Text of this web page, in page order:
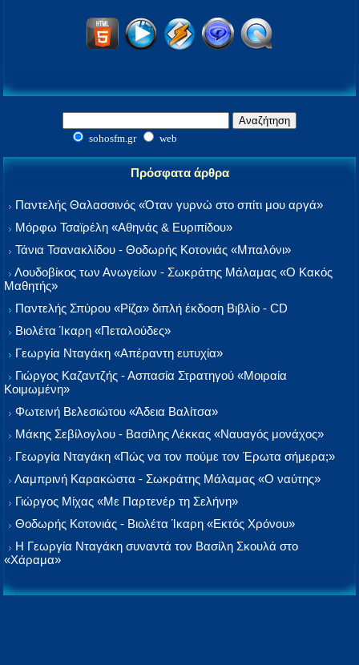
sohosfm.gr web
Πρόσφατα άρθρα
Παντελής Θαλασσινός «Όταν γυρνώ στο σπίτι μου αργά»
Μόρφω Τσαϊρέλη «Αθηνάς & Ευριπίδου»
Τάνια Τσανακλίδου - Θοδωρής Κοτονιάς «Μπαλόνι»
Λουδοβίκος των Ανωγείων - Σωκράτης Μάλαμας «Ο Κακός
Μαθητής»
Παντελής Σπύρου «Ρίζα» διπλή έκδοση Βιβλίο - CD
Βιολέτα Ίκαρη «Πεταλούδες»
Γεωργία Νταγάκη «Aπέραντη ευτυχία»
Γιώργος Καζαντζής - Ασπασία Στρατηγού «Μοιραία
Κοιμωμένη»
Φωτεινή Βελεσιώτου «Άδεια Βαλίτσα»
Μάκης Σεβίλογλου - Βασίλης Λέκκας «Ναυαγός μονάχος»
Γεωργία Νταγάκη «Πώς να τον πούμε τον Έρωτα σήμερα;»
Λαμπρινή Καρακώστα - Σωκράτης Μάλαμας «Ο ναύτης»
Γιώργος Μίχας «Με Παρτενέρ τη Σελήνη»
Θοδωρής Κοτονιάς - Βιολέτα Ίκαρη «Εκτός Χρόνου»
Η Γεωργία Νταγάκη συναντά τον Βασίλη Σκουλά στο
«Χάραμα»